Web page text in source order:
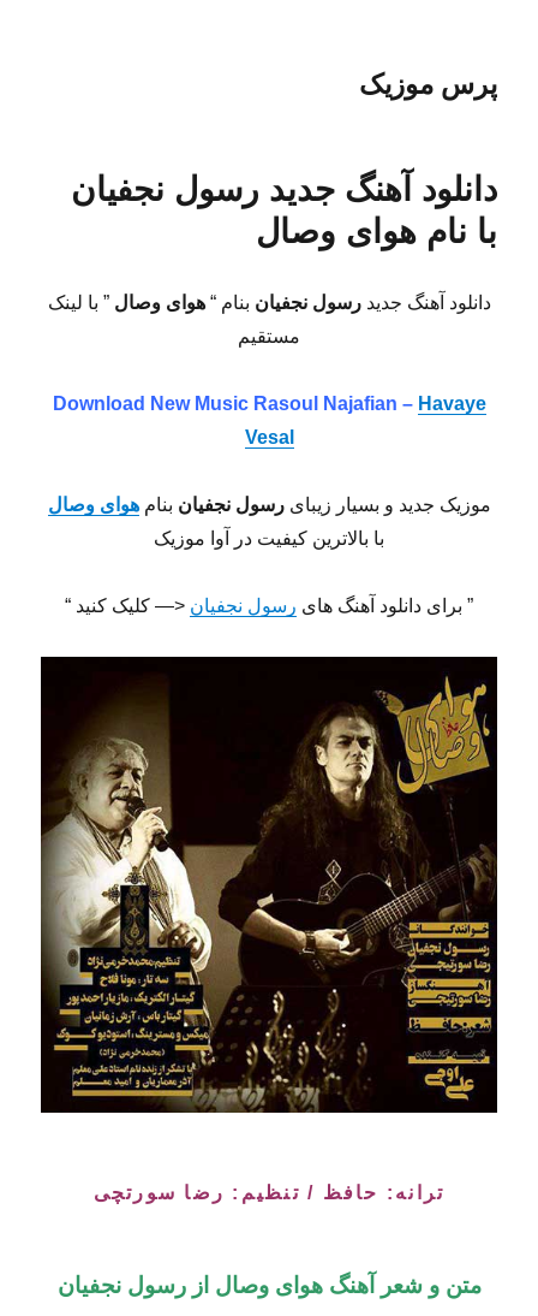
پرس موزیک
دانلود آهنگ جدید رسول نجفیان
با نام هوای وصال
دانلود آهنگ جدید رسول نجفیان بنام “ هوای وصال” با لینک
مستقیم
Download New Music Rasoul Najafian – Havaye
Vesal
موزیک جدید و بسیار زیبایرسول نجفیان بنامهوای وصال
با بالاترین کیفیت در آوا موزیک
” برای دانلود آهنگ های رسول نجفیان <— کلیک کنید “
ترانه: حافظ / تنظیم: رضا سورتچی
متن و شعر آهنگ هوای وصال از رسول نجفیان